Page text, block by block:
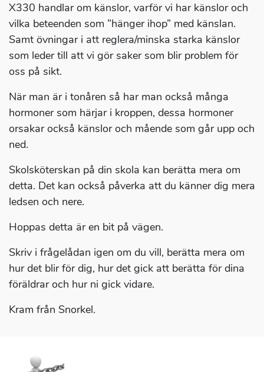
X330 handlar om känslor, varför vi har känslor och
vilka beteenden som ”hänger ihop” med känslan.
Samt övningar i att reglera/minska starka känslor
som leder till att vi gör saker som blir problem för
oss på sikt.
När man är i tonåren så har man också många
hormoner som härjar i kroppen, dessa hormoner
orsakar också känslor och mående som går upp och
ned.
Skolsköterskan på din skola kan berätta mera om
detta. Det kan också påverka att du känner dig mera
ledsen och nere.
Hoppas detta är en bit på vägen.
Skriv i frågelådan igen om du vill, berätta mera om
hur det blir för dig, hur det gick att berätta för dina
föräldrar och hur ni gick vidare.
Kram från Snorkel.